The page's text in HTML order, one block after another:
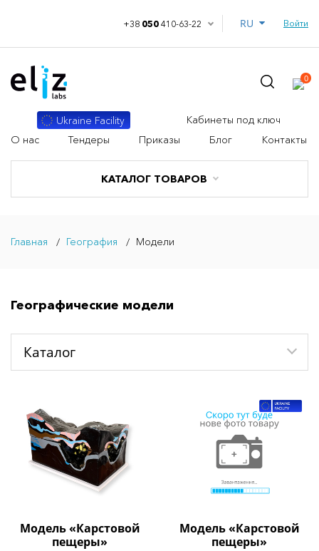
+38 050410-63-22 Войти
КАТАЛОГ ТОВАРОВ
Ukraine Facility
Кабинеты под ключ
О нас
Тендеры Приказы Блог Контакты
0
Главная География Модели
Географические модели
Каталог
Модель «Карстовой
пещеры»
Модель «Карстовой
пещеры»